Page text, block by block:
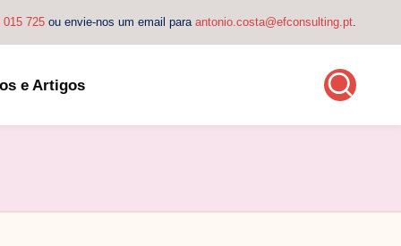
015 725 ou envie-nos um email para antonio.costa@efconsulting.pt.
e Artigos